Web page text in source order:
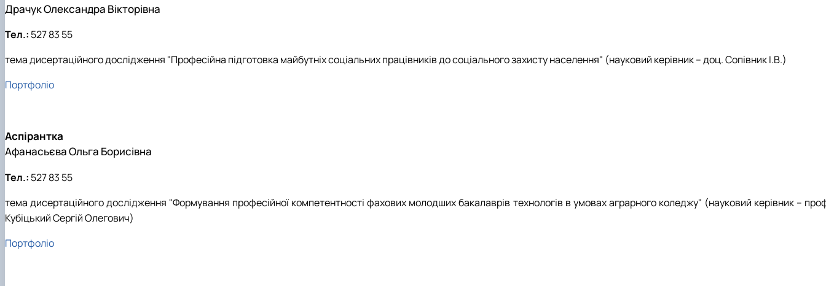
Драчук Олександра Вікторівна
Тел.: 527 83 55
тема дисертаційного дослідження "Професійна підготовка майбутніх соціальних працівників до соціального захисту населення" (науковий керівник – доц. Сопівник І.В.)
Портфоліо
Аспірантка
Афанасьєва Ольга Борисівна
Тел.: 527 83 55
тема дисертаційного дослідження "Формування професійної компетентності фахових молодших бакалаврів технологів в умовах аграрного коледжу" (науковий керівник –
Кубіцький Сергій Олегович)
Портфоліо